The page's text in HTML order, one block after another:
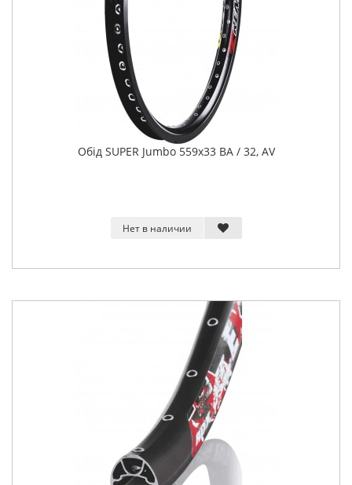
Обід SUPER Jumbo 559x33 BA / 32, AV
Нет в наличии